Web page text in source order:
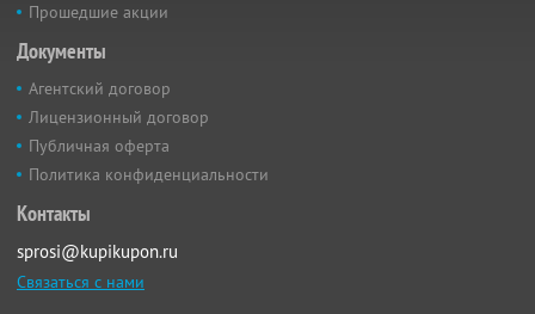
Прошедшие акции
Документы
Агентский договор
Лицензионный договор
Публичная оферта
Политика конфиденциальности
Контакты
sprosi@kupikupon.ru
Связаться с нами